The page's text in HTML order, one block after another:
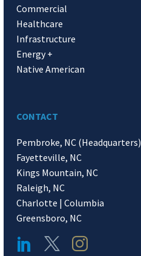
Commercial
Healthcare
Infrastructure
Energy +
Native American
CONTACT
Pembroke, NC (Headquarters)
Fayetteville, NC
Kings Mountain, NC
Raleigh, NC
Charlotte | Columbia
Greensboro, NC